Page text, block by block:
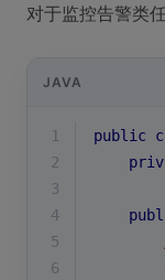
对于监控告警类
JAVA
1 public
2
3
4
5
6